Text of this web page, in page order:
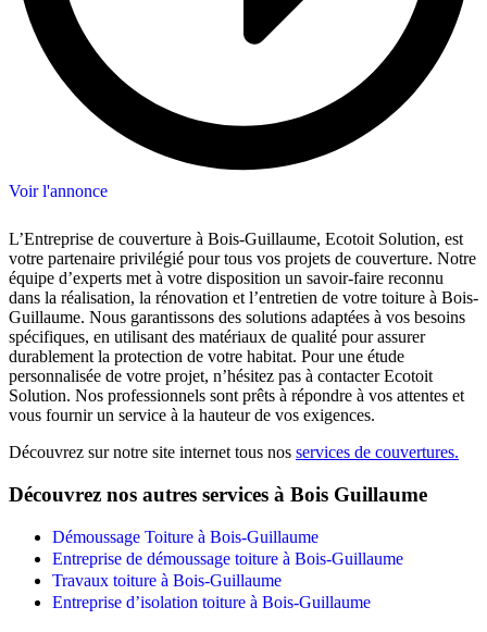
Voir l'annonce
L’Entreprise de couverture à Bois-Guillaume, Ecotoit Solution, est
votre partenaire privilégié pour tous vos projets de couverture. Notre
équipe d’experts met à votre disposition un savoir-faire reconnu
dans la réalisation, la rénovation et l’entretien de votre toiture à Bois-
Guillaume. Nous garantissons des solutions adaptées à vos besoins
spécifiques, en utilisant des matériaux de qualité pour assurer
durablement la protection de votre habitat. Pour une étude
personnalisée de votre projet, n’hésitez pas à contacter Ecotoit
Solution. Nos professionnels sont prêts à répondre à vos attentes et
vous fournir un service à la hauteur de vos exigences.
Découvrez sur notre site internet tous nos services de couvertures.
Découvrez nos autres services à Bois Guillaume
Démoussage Toiture à Bois-Guillaume
Entreprise de démoussage toiture à Bois-Guillaume
Travaux toiture à Bois-Guillaume
Entreprise d’isolation toiture à Bois-Guillaume